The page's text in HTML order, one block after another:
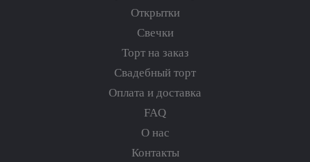
Открытки
Свечки
Торт на заказ
Свадебный торт
Оплата и доставка
FAQ
О нас
Контакты